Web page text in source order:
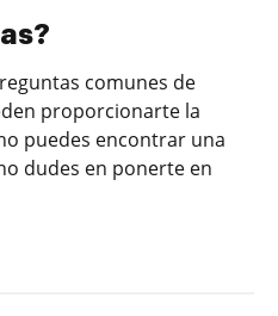
comunes de
proporcionarte la
puedes encontrar una
dudes en ponerte en